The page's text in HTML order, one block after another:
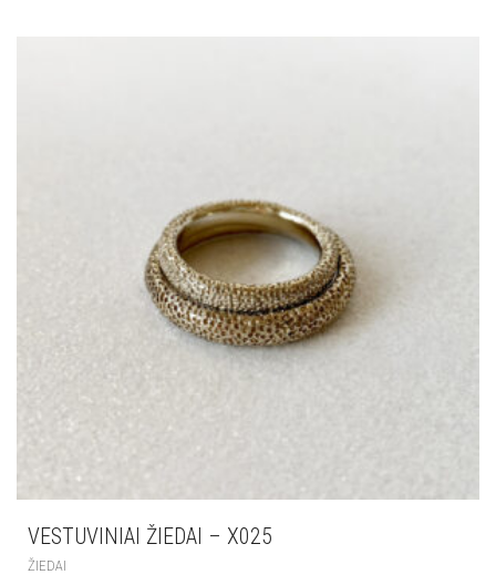
VESTUVINIAI ŽIEDAI – X025
ŽIEDAI